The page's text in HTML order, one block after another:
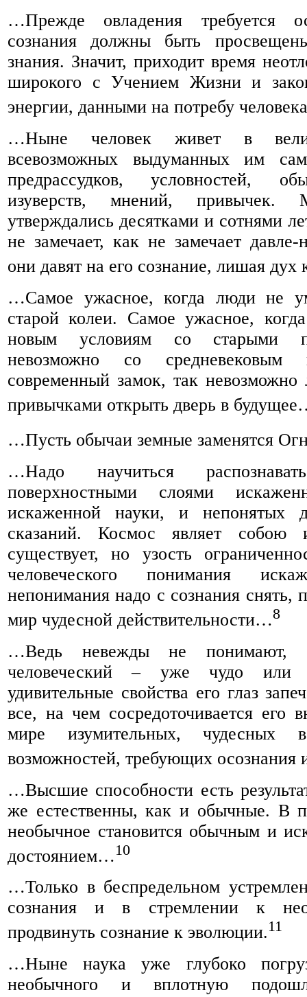
…Прежде овладения требуется
сознания должны быть
знания. Значит, приходит время
широкого с Учением Жизни и
энергии, данными на потребу
…Ныне человек живет в
всевозможных выдуманных им
предрассудков, условностей,
изуверств, мнений,
утверждались десятками и сотнями
не замечает, как не замечает
они давят на его сознание, лишая
…Самое ужасное, когда люди не
старой колеи. Самое ужасное,
новым условиям со старыми
невозможно со средневековым
современный замок, так
привычками открыть дверь в
…Пусть обычаи земные заменятся
…Надо научиться
поверхностными слоями
искаженной науки, и непонятых
сказаний. Космос являет собою
существует, но узость
человеческого понимания
непонимания надо с сознания снять,
мир чудесной действительности…8
…Ведь невежды не понимают,
человеческий – уже чудо или
удивительные свойства его глаз
все, на чем сосредоточивается его
мире изумительных, чудесных
возможностей, требующих осознания
…Высшие способности есть
же естественны, как и обычные. В
необычное становится обычным и
достоянием…10
…Только в беспредельном
сознания и в стремлении к
продвинуть сознание к эволюции.11
…Ныне наука уже глубоко
необычного и вплотную